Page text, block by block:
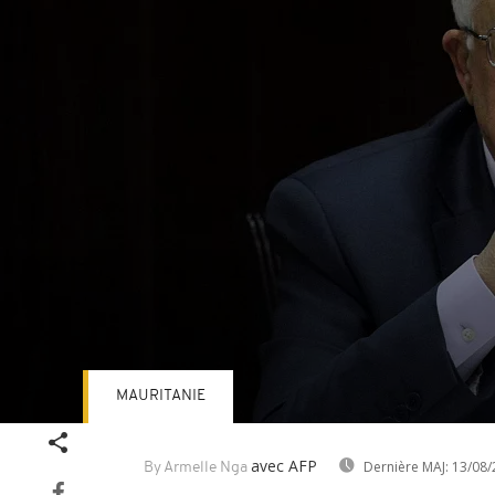
By Armelle Nga avec AFP Dernière MAJ: 13/
MAURITANIE